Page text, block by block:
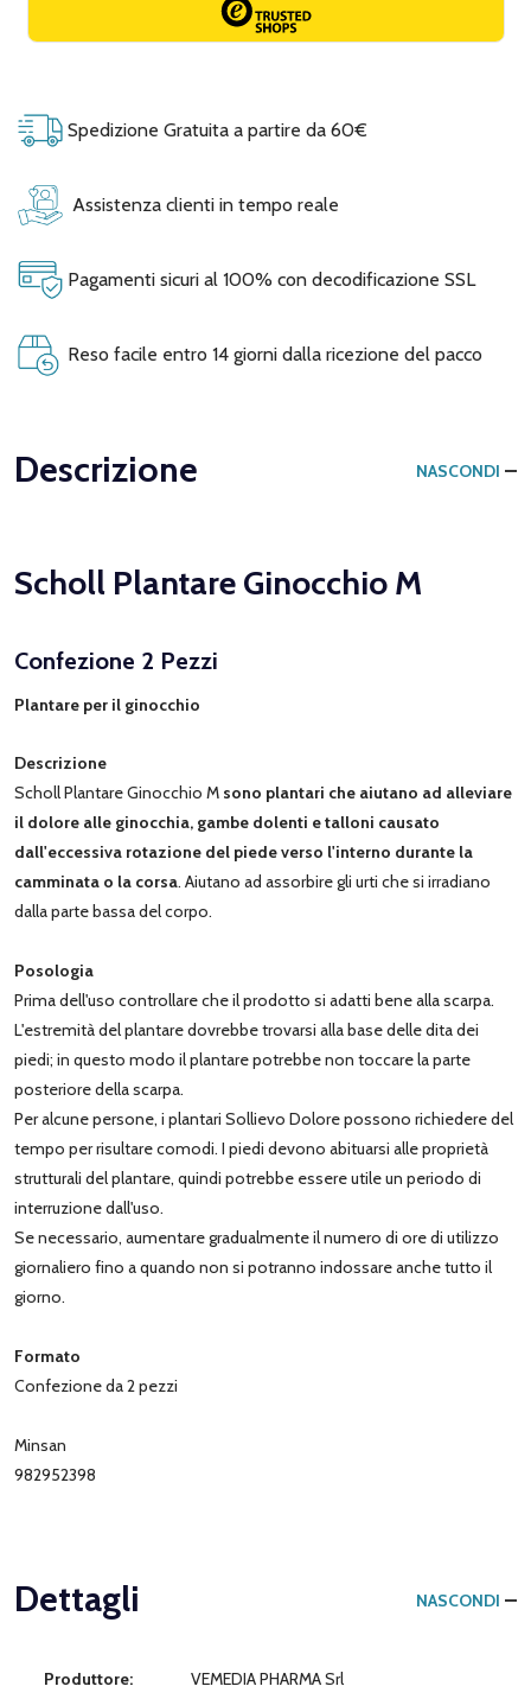
Spedizione Gratuita a partire da 60€
Assistenza clienti in tempo reale
Pagamenti sicuri al 100% con decodificazione SSL
Reso facile entro 14 giorni dalla ricezione del pacco
Descrizione NASCONDI
Scholl Plantare Ginocchio M
Confezione 2 Pezzi
Plantare per il ginocchio
Descrizione
Scholl Plantare Ginocchio M sono plantari che aiutano ad alleviare
il dolore alle ginocchia, gambe dolenti e talloni causato
dall'eccessiva rotazione del piede verso l'interno durante la
camminata o la corsa. Aiutano ad assorbire gli urti che si irradiano
dalla parte bassa del corpo.
Posologia
Prima dell'uso controllare che il prodotto si adatti bene alla scarpa.
L'estremità del plantare dovrebbe trovarsi alla base delle dita dei
piedi; in questo modo il plantare potrebbe non toccare la parte
posteriore della scarpa.
Per alcune persone, i plantari Sollievo Dolore possono richiedere del
tempo per risultare comodi. I piedi devono abituarsi alle proprietà
strutturali del plantare, quindi potrebbe essere utile un periodo di
interruzione dall'uso.
Se necessario, aumentare gradualmente il numero di ore di utilizzo
giornaliero fino a quando non si potranno indossare anche tutto il
giorno.
Formato
Confezione da 2 pezzi
Minsan
982952398
Dettagli NASCONDI
Produttore: VEMEDIA PHARMA Srl